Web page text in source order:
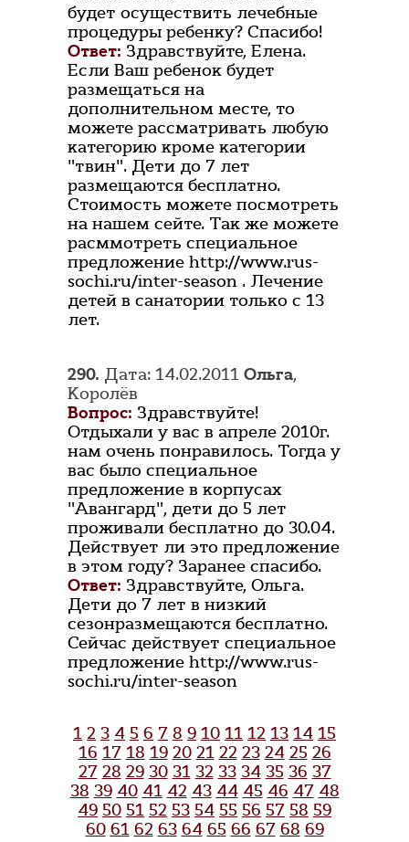
будет осуществить лечебные
процедуры ребенку? Спасибо!
Ответ: Здравствуйте, Елена.
Если Ваш ребенок будет
размещаться на
дополнительном месте, то
можете рассматривать любую
категорию кроме категории
"твин". Дети до 7 лет
размещаются бесплатно.
Стоимость можете посмотреть
на нашем сейте. Так же можете
расммотреть специальное
предложение http://www.rus-
sochi.ru/inter-season . Лечение
детей в санатории только с 13
лет.
290. Дата: 14.02.2011 Ольга,
Королёв
Вопрос: Здравствуйте!
Отдыхали у вас в апреле 2010г.
нам очень понравилось. Тогда у
вас было специальное
предложение в корпусах
"Авангард", дети до 5 лет
проживали бесплатно до 30.04.
Действует ли это предложение
в этом году? Заранее спасибо.
Ответ: Здравствуйте, Ольга.
Дети до 7 лет в низкий
сезонразмещаются бесплатно.
Сейчас действует специальное
предложение http://www.rus-
sochi.ru/inter-season
1 2 3 4 5 6 7 8 9 10 11 12 13 14 15
16 17 18 19 20 21 22 23 24 25 26
27 28 29 30 31 32 33 34 35 36 37
38 39 40 41 42 43 44 45 46 47 48
49 50 51 52 53 54 55 56 57 58 59
60 61 62 63 64 65 66 67 68 69